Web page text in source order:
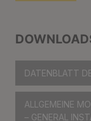
DATENBLATT
ALLGEMEINE
– GENERAL